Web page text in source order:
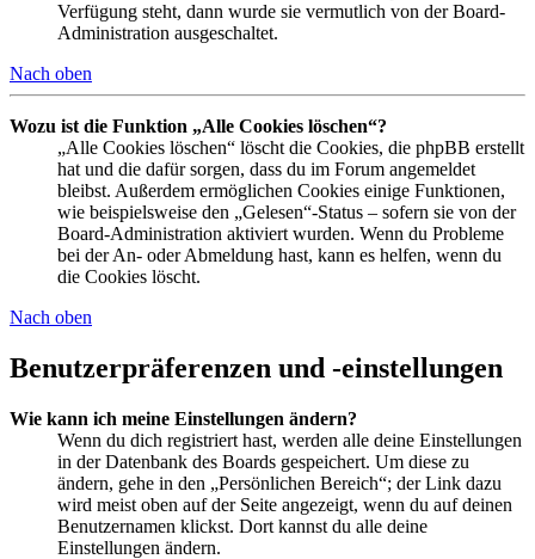
Verfügung steht, dann wurde sie vermutlich von der Board-
Administration ausgeschaltet.
Nach oben
Wozu ist die Funktion „Alle Cookies löschen“?
„Alle Cookies löschen“ löscht die Cookies, die phpBB erstellt
hat und die dafür sorgen, dass du im Forum angemeldet
bleibst. Außerdem ermöglichen Cookies einige Funktionen,
wie beispielsweise den „Gelesen“-Status – sofern sie von der
Board-Administration aktiviert wurden. Wenn du Probleme
bei der An- oder Abmeldung hast, kann es helfen, wenn du
die Cookies löscht.
Nach oben
Benutzerpräferenzen und -einstellungen
Wie kann ich meine Einstellungen ändern?
Wenn du dich registriert hast, werden alle deine Einstellungen
in der Datenbank des Boards gespeichert. Um diese zu
ändern, gehe in den „Persönlichen Bereich“; der Link dazu
wird meist oben auf der Seite angezeigt, wenn du auf deinen
Benutzernamen klickst. Dort kannst du alle deine
Einstellungen ändern.